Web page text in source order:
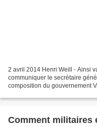
2 avril 2014 Henri Weill - Ainsi
communiquer le secrétaire
composition du gouvernement
Comment militaires